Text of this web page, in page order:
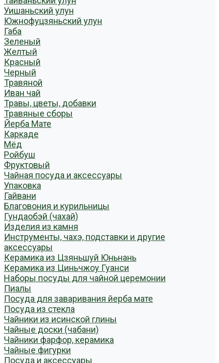
Уишаньский улун
Южнофуцзяньский улун
Габа
Зеленый
Желтый
Красный
Черный
Травяной
Иван чай
Травы, цветы, добавки
Травяные сборы
Йерба Мате
Каркаде
Мёд
Ройбуш
Фруктовый
Чайная посуда и аксессуары
Упаковка
Гайвани
Благовония и курильницы
Гундаобэй (чахай)
Изделия из камня
Инструменты, чахэ, подставки и другие
аксессуары
Керамика из Цзяньшуй Юньнань
Керамика из Циньчжоу Гуанси
Наборы посуды для чайной церемонии
Пиалы
Посуда для заваривания йерба мате
Посуда из стекла
Чайники из исинской глины
Чайные доски (чабани)
Чайники фарфор, керамика
Чайные фигурки
Посуда и аксессуары